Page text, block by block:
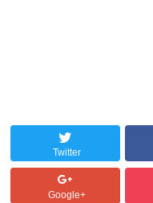
Twitter
Google+